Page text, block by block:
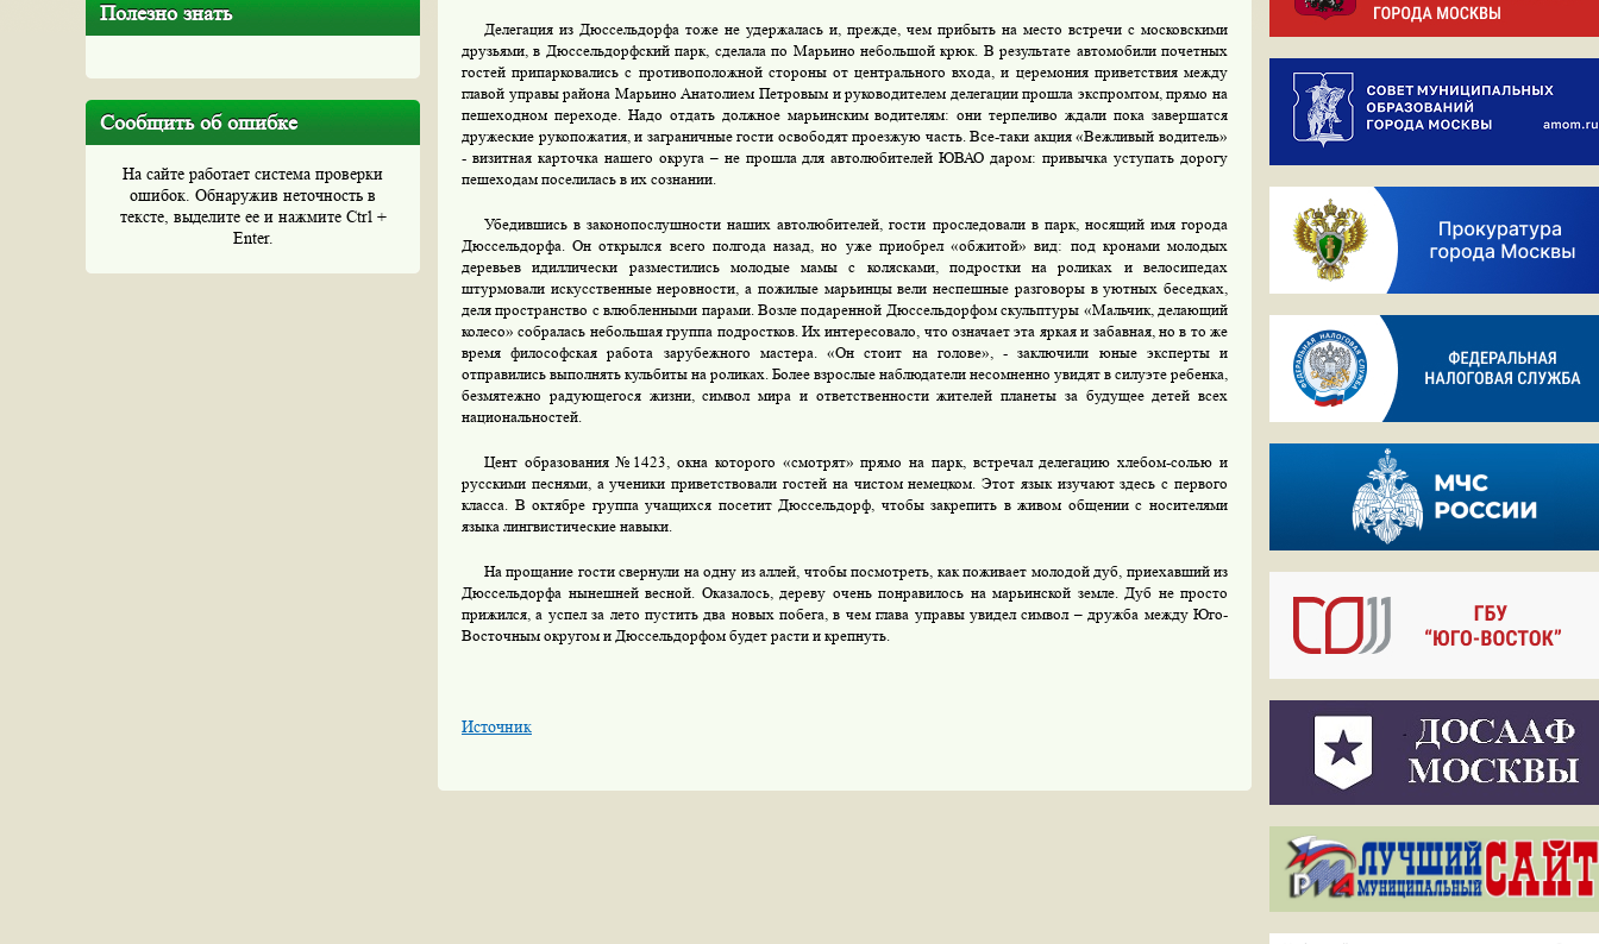
Полезно знать
Сообщить об ошибке
На сайте работает система проверки
ошибок. Обнаружив неточность в
тексте, выделите ее и нажмите Ctrl +
Enter.
Делегация из Дюссельдорфа тоже не удержалась и, прежде, чем прибыть на место встречи с московскими
друзьями, в Дюссельдорфский парк, сделала по Марьино небольшой крюк. В результате автомобили почетных
гостей припарковались с противоположной стороны от центрального входа, и церемония приветствия между
главой управы района Марьино Анатолием Петровым и руководителем делегации прошла экспромтом, прямо на
пешеходном переходе. Надо отдать должное марьинским водителям: они терпеливо ждали пока завершатся
дружеские рукопожатия, и заграничные гости освободят проезжую часть. Все-таки акция «Вежливый водитель»
- визитная карточка нашего округа – не прошла для автолюбителей ЮВАО даром: привычка уступать дорогу
пешеходам поселилась в их сознании.
Убедившись в законопослушности наших автолюбителей, гости проследовали в парк, носящий имя города
Дюссельдорфа. Он открылся всего полгода назад, но уже приобрел «обжитой» вид: под кронами молодых
деревьев идиллически разместились молодые мамы с колясками, подростки на роликах и велосипедах
штурмовали искусственные неровности, а пожилые марьинцы вели неспешные разговоры в уютных беседках,
деля пространство с влюбленными парами. Возле подаренной Дюссельдорфом скульптуры «Мальчик, делающий
колесо» собралась небольшая группа подростков. Их интересовало, что означает эта яркая и забавная, но в то же
время философская работа зарубежного мастера. «Он стоит на голове», - заключили юные эксперты и
отправились выполнять кульбиты на роликах. Более взрослые наблюдатели несомненно увидят в силуэте ребенка,
безмятежно радующегося жизни, символ мира и ответственности жителей планеты за будущее детей всех
национальностей.
Цент образования №1423, окна которого «смотрят» прямо на парк, встречал делегацию хлебом-солью и
русскими песнями, а ученики приветствовали гостей на чистом немецком. Этот язык изучают здесь с первого
класса. В октябре группа учащихся посетит Дюссельдорф, чтобы закрепить в живом общении с носителями
языка лингвистические навыки.
На прощание гости свернули на одну из аллей, чтобы посмотреть, как поживает молодой дуб, приехавший из
Дюссельдорфа нынешней весной. Оказалось, дереву очень понравилось на марьинской земле. Дуб не просто
прижился, а успел за лето пустить два новых побега, в чем глава управы увидел символ – дружба между Юго-
Восточным округом и Дюссельдорфом будет расти и крепнуть.
Источник